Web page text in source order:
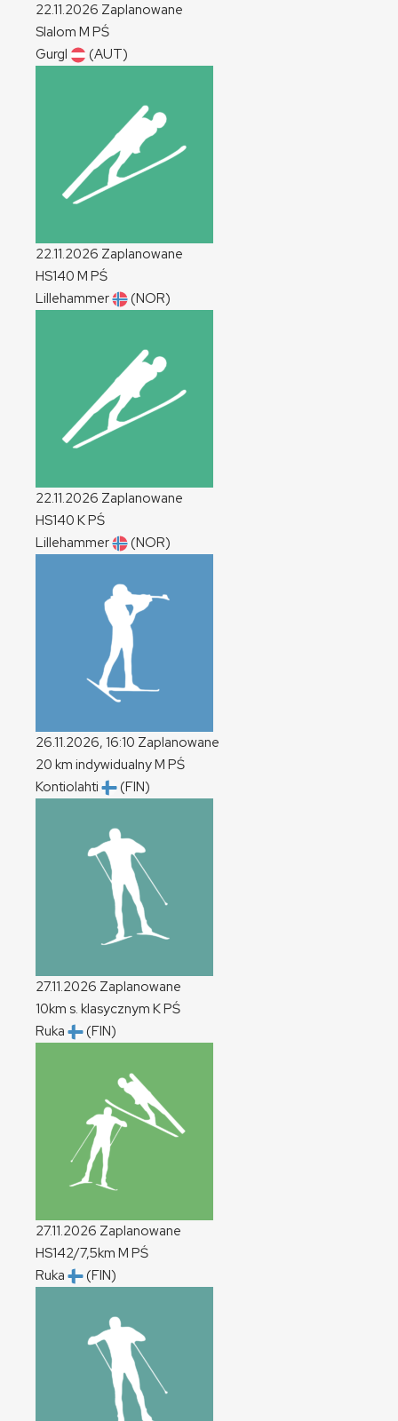
22.11.2026 Zaplanowane
Slalom M PŚ
Gurgl
(AUT)
22.11.2026 Zaplanowane
HS140 M PŚ
Lillehammer
(NOR)
22.11.2026 Zaplanowane
HS140 KPŚ
Lillehammer
(NOR)
26.11.2026, 16:10 Zaplanowane
20 km indywidualnyM PŚ
Kontiolahti
(FIN)
27.11.2026 Zaplanowane
10km s. klasycznym KPŚ
Ruka
(FIN)
27.11.2026 Zaplanowane
HS142/7,5km M PŚ
Ruka
(FIN)